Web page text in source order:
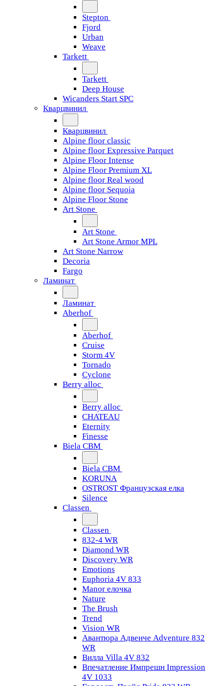
Stepton
Fjord
Urban
Weave
Tarkett
Tarkett
Deep House
Wicanders Start SPC
Кварцвинил
Кварцвинил
Alpine floor classic
Alpine floor Expressive Parquet
Alpine Floor Intense
Alpine Floor Premium XL
Alpine floor Real wood
Alpine floor Sequoia
Alpine Floor Stone
Art Stone
Art Stone
Art Stone Armor MPL
Art Stone Narrow
Decoria
Fargo
Ламинат
Ламинат
Aberhof
Aberhof
Cruise
Storm 4V
Tornado
Сyclone
Berry alloc
Berry alloc
CHATEAU
Eternity
Finesse
Biela CBM
Biela CBM
KORUNA
OSTROST Французская елка
Silence
Classen
Classen
832-4 WR
Diamond WR
Discovery WR
Emotions
Euphoria 4V 833
Manor елочка
Nature
The Brush
Trend
Vision WR
Авантюра Адвенче Adventure 832
WR
Вилла Villa 4V 832
Впечатление Импрешн Impression
4V 1033